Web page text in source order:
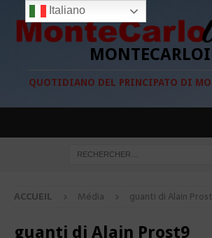
QUOTIDIANO DEL PRINCIPATO DI
ACCUEIL Média guanti di Alain
guanti di Alain Prost9
Italiano